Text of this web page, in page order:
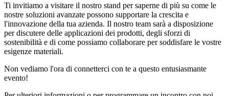
Ti invitiamo a visitare il nostro stand per saperne di più su come le
nostre soluzioni avanzate possono supportare la crescita e
l'innovazione della tua azienda. Il nostro team sarà a disposizione
per discutere delle applicazioni dei prodotti, degli sforzi di
sostenibilità e di come possiamo collaborare per soddisfare le vostre
esigenze materiali.
Non vediamo l'ora di connetterci con te a questo entusiasmante
evento!